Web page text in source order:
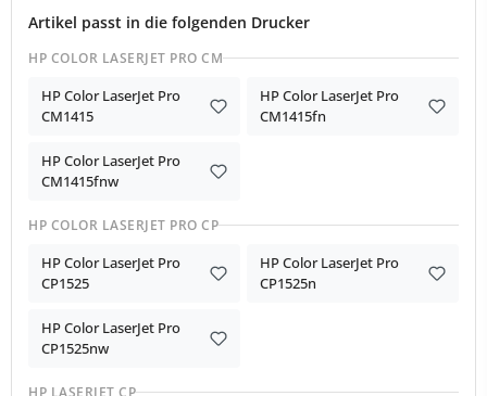
Artikel passt in die folgenden Drucker
HP COLOR LASERJET PRO CM
HP Color LaserJet Pro
CM1415
HP Color LaserJet Pro
CM1415fn
HP Color LaserJet Pro
CM1415fnw
HP COLOR LASERJET PRO CP
HP Color LaserJet Pro
CP1525
HP Color LaserJet Pro
CP1525n
HP Color LaserJet Pro
CP1525nw
HP LASERJET CP